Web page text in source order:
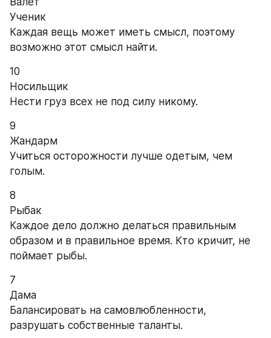
Ученик
Каждая вещь может иметь смысл, поэтому
возможно этот смысл найти.
10
Носильщик
Нести груз всех не под силу никому.
9
Жандарм
Учиться осторожности лучше одетым, чем
голым.
8
Рыбак
Каждое дело должно делаться правильным
образом и в правильное время. Кто кричит, не
поймает рыбы.
7
Дама
Балансировать на самовлюбленности,
разрушать собственные таланты.